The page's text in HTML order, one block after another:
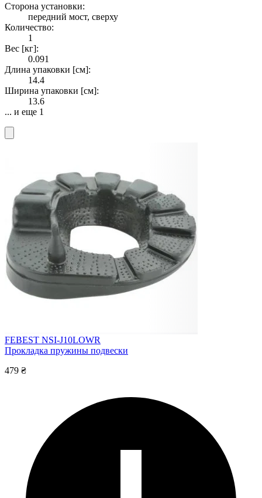
Сторона установки:
передний мост, сверху
Количество:
1
Вес [кг]:
0.091
Длина упаковки [см]:
14.4
Ширина упаковки [см]:
13.6
... и еще 1
FEBEST NSI-J10LOWR
Прокладка пружины подвески
479 ₴